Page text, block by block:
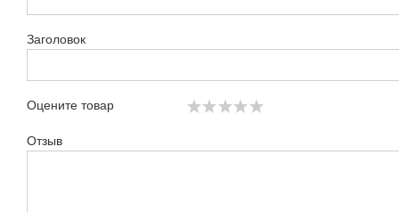
Заголовок
Оцените товар
Отзыв